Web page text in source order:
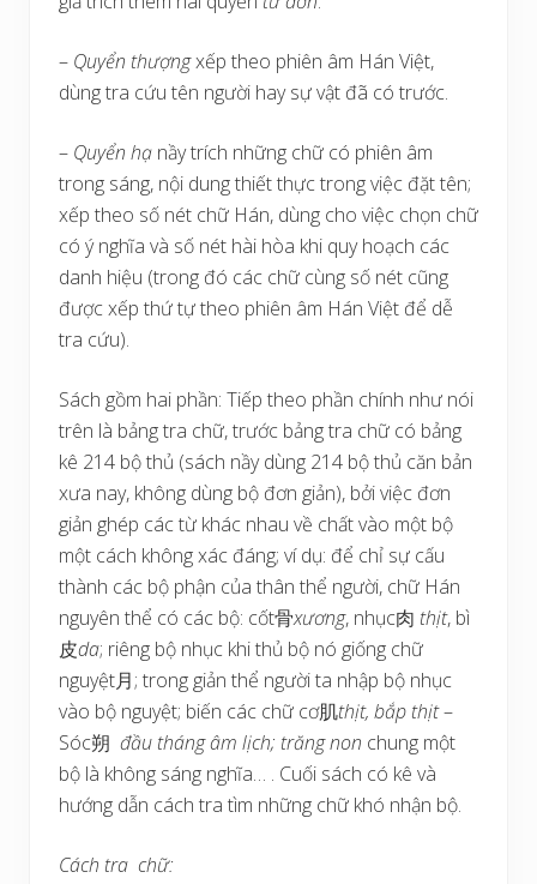
– Quyển thượngxếp theo phiên âm Hán Việt,
dùng tra cứu tên người hay sự vật đã có trước.
– Quyển hạ nầy trích những chữ có phiên âm
trong sáng, nội dung thiết thực trong việc đặt tên;
xếp theo số nét chữ Hán, dùng cho việc chọn chữ
có ý nghĩa và số nét hài hòa khi quy hoạch các
danh hiệu (trong đó các chữ cùng số nét cũng
được xếp thứ tự theo phiên âm Hán Việt để dễ
tra cứu).
Sách gồm hai phần: Tiếp theo phần chính như nói
trên là bảng tra chữ, trước bảng tra chữ có bảng
kê 214 bộ thủ (sách nầy dùng 214 bộ thủ căn bản
xưa nay, không dùng bộ đơn giản), bởi việc đơn
giản ghép các từ khác nhau về chất vào một bộ
một cách không xác đáng; ví dụ: để chỉ sự cấu
thành các bộ phận của thân thể người, chữ Hán
nguyên thể có các bộ: cốt骨xương, nhục肉 thịt, bì
皮da; riêng bộ nhục khi thủ bộ nó giống chữ
nguyệt月; trong giản thể người ta nhập bộ nhục
vào bộ nguyệt; biến các chữ cơ肌thịt, bắp thịt–
Sóc朔 đầu tháng âm lịch; trăng non chung một
bộ là không sáng nghĩa… . Cuối sách có kê và
hướng dẫn cách tra tìm những chữ khó nhận bộ.
Cách tra chữ: